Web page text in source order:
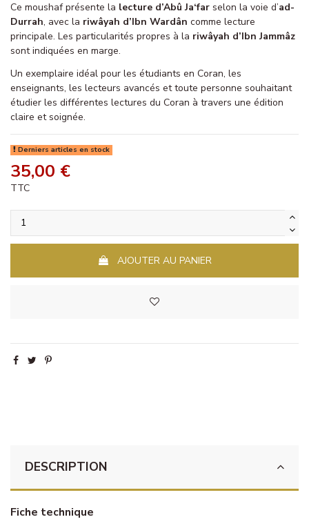
Ce moushaf présente la lecture d’Abû Ja‘far selon la voie d’ad-
Durrah, avec la riwâyah d’Ibn Wardân comme lecture
principale. Les particularités propres à la riwâyah d’Ibn Jammâz
sont indiquées en marge.
Un exemplaire idéal pour les étudiants en Coran, les
enseignants, les lecteurs avancés et toute personne souhaitant
étudier les différentes lectures du Coran à travers une édition
claire et soignée.
Derniers articles en stock
35,00 €
TTC
AJOUTER AU PANIER
DESCRIPTION
Fiche technique